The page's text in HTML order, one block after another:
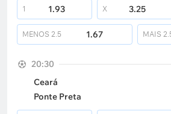
1 1.93 X 3.25
MENOS 2.5 1.67 MAIS
20:30
Ceará
Ponte Preta